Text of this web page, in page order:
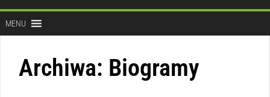
MENU
Archiwa: Biogramy